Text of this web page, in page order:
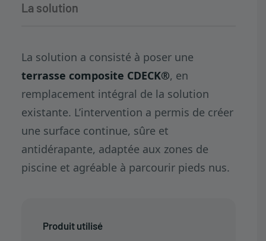
La solution
La solution a consisté à poser une
terrasse composite CDECK®, en
remplacement intégral de la solution
existante. L’intervention a permis de créer
une surface continue, sûre et
antidérapante, adaptée aux zones de
piscine et agréable à parcourir pieds nus.
Produit utilisé